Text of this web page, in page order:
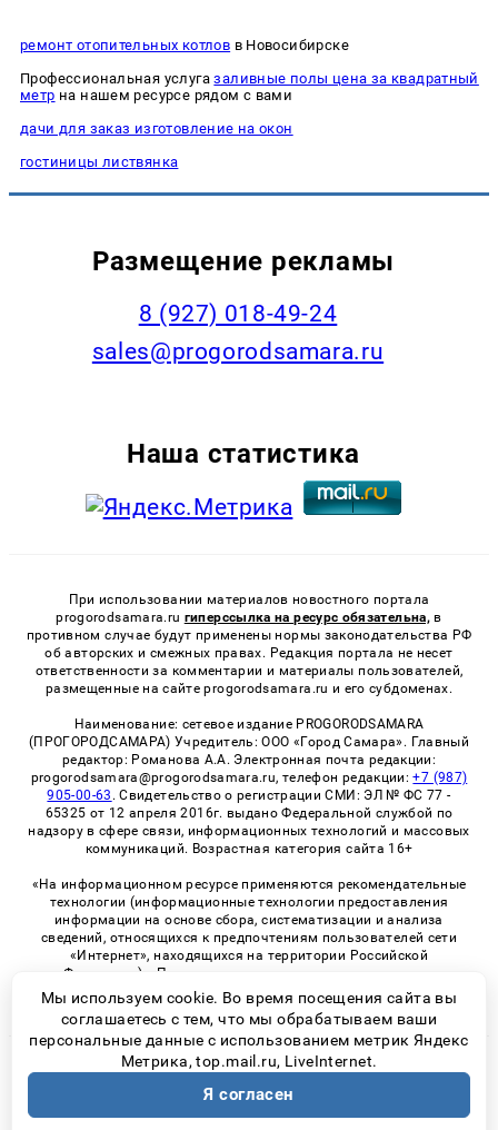
ремонт отопительных котлов в Новосибирске
Профессиональная услугазаливные полы цена за квадратный
метр на нашем ресурсе рядом с вами
дачи для заказ изготовление на окон
гостиницы листвянка
Размещение рекламы
8 (927) 018-49-24
sales@progorodsamara.ru
Наша статистика
При использовании материалов новостного портала
progorodsamara.ru гиперссылка на ресурс обязательна, в
противном случае будут применены нормы законодательства РФ
об авторских и смежных правах. Редакция портала не несет
ответственности за комментарии и материалы пользователей,
размещенные на сайте progorodsamara.ru и его субдоменах.
Наименование: сетевое издание PROGORODSAMARA
(ПРОГОРОДСАМАРА) Учредитель: ООО «Город Самара». Главный
редактор: Романова А.А. Электронная почта редакции:
progorodsamara@progorodsamara.ru, телефон редакции:+7 (987)
905-00-63 . Свидетельство о регистрации СМИ: ЭЛ № ФС 77 -
65325 от 12 апреля 2016г. выдано Федеральной службой по
надзору в сфере связи, информационных технологий и массовых
коммуникаций. Возрастная категория сайта 16+
«На информационном ресурсе применяются рекомендательные
технологии (информационные технологии предоставления
информации на основе сбора, систематизации и анализа
сведений, относящихся к предпочтениям пользователей сети
«Интернет», находящихся на территории Российской
Федерации)». Правила применения рекомендательных
технологий в виджетах рекламно-обменной сети
«СМИ2» (PDF)
© 2026 «ProGorodSamara» | Все права защищены
Возрастная категория сайта 16+
Политика конфиденциальности
Мы используем cookie. Во время посещения сайта вы
соглашаетесь с тем, что мы обрабатываем ваши
персональные данные с использованием метрик Яндекс
Метрика, top.mail.ru, LiveInternet.
Я согласен